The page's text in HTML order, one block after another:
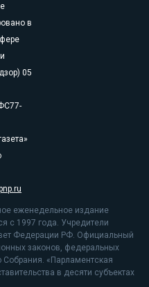
в
05
еженедельное издание
с 1997 года. Учредители
Федерации РФ. Официальный
законов, федеральных
Собрания. «Парламентская
в десяти субъектах